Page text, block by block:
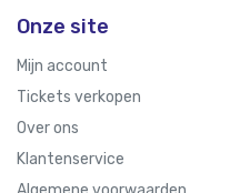
Onze site
Mijn account
Tickets verkopen
Over ons
Klantenservice